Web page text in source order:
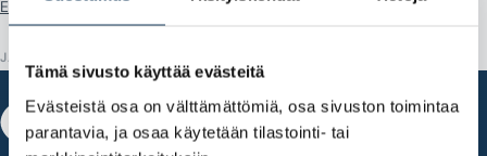
Tämä sivusto käyttää evästeitä
Evästeistä osa on välttämättömiä, osa sivuston toimintaa
parantavia, ja osaa käytetään tilastointi- tai
Etusivu Sanastotermit Deflaattori
JAA